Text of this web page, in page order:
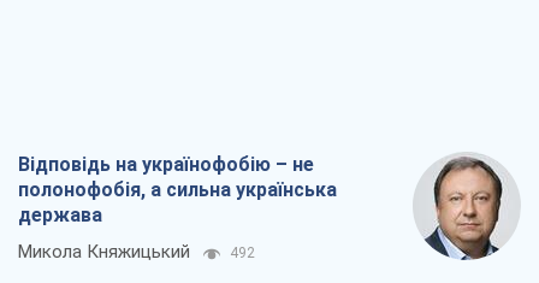
Відповідь на українофобію – не
полонофобія, а сильна українська
держава
Микола Княжицький 492